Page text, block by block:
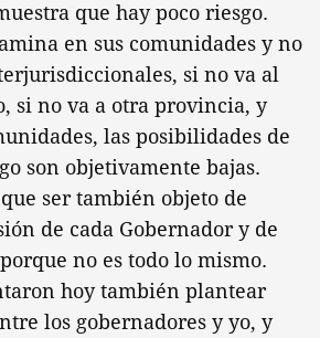
que hay poco riesgo.
en sus comunidades y no
si no va al
si no va a otra provincia, y
las posibilidades de
son objetivamente bajas.
ser también objeto de
de cada Gobernador y de
no es todo lo mismo.
hoy también plantear
los gobernadores y yo, y